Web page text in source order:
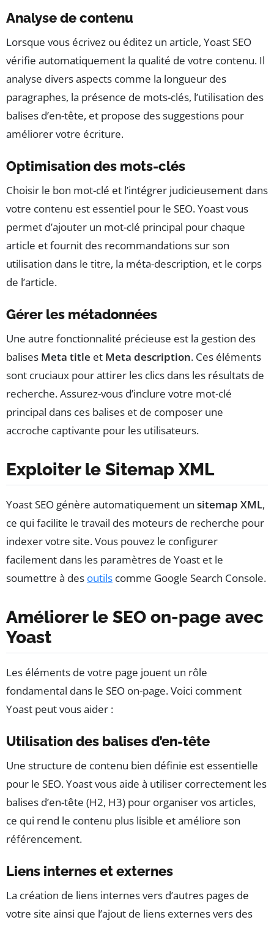
Analyse de contenu
Lorsque vous écrivez ou éditez un article, Yoast SEO
vérifie automatiquement la qualité de votre contenu. Il
analyse divers aspects comme la longueur des
paragraphes, la présence de mots-clés, l’utilisation des
balises d’en-tête, et propose des suggestions pour
améliorer votre écriture.
Optimisation des mots-clés
Choisir le bon mot-clé et l’intégrer judicieusement dans
votre contenu est essentiel pour le SEO. Yoast vous
permet d’ajouter un mot-clé principal pour chaque
article et fournit des recommandations sur son
utilisation dans le titre, la méta-description, et le corps
de l’article.
Gérer les métadonnées
Une autre fonctionnalité précieuse est la gestion des
balises Meta title et Meta description. Ces éléments
sont cruciaux pour attirer les clics dans les résultats de
recherche. Assurez-vous d’inclure votre mot-clé
principal dans ces balises et de composer une
accroche captivante pour les utilisateurs.
Exploiter le Sitemap XML
Yoast SEO génère automatiquement un sitemap XML,
ce qui facilite le travail des moteurs de recherche pour
indexer votre site. Vous pouvez le configurer
facilement dans les paramètres de Yoast et le
soumettre à des outils comme Google Search Console.
Améliorer le SEO on-page avec
Yoast
Les éléments de votre page jouent un rôle
fondamental dans le SEO on-page. Voici comment
Yoast peut vous aider :
Utilisation des balises d’en-tête
Une structure de contenu bien définie est essentielle
pour le SEO. Yoast vous aide à utiliser correctement les
balises d’en-tête (H2, H3) pour organiser vos articles,
ce qui rend le contenu plus lisible et améliore son
référencement.
Liens internes et externes
La création de liens internes vers d’autres pages de
votre site ainsi que l’ajout de liens externes vers des